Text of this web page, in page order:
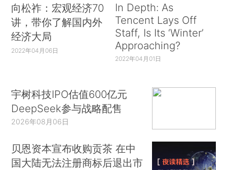
向松祚：宏观经济70
讲，带你了解国内外
经济大局
2022年04月06日
In Depth: As
Tencent Lays Off
Staff, Is Its ‘Winter’
Approaching?
2022年04月01日
宇树科技IPO估值600亿元
DeepSeek参与战略配售
2026年08月06日
贝恩资本宣布收购贡茶 在中
国大陆无法注册商标后退出市